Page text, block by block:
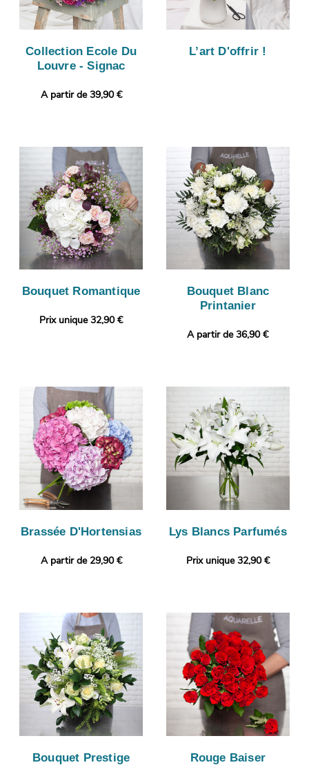
Collection Ecole Du
Louvre - Signac
A partir de 39,90 €
L’art D'offrir !
Bouquet Romantique
Prix unique 32,90 €
Bouquet Blanc
Printanier
A partir de 36,90 €
Brassée D'Hortensias
A partir de 29,90 €
Lys Blancs Parfumés
Prix unique 32,90 €
Bouquet Prestige Rouge Baiser